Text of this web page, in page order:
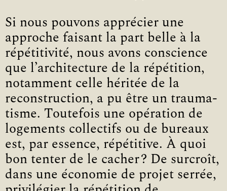
Si nous pouvons apprécier une
approche faisant la part belle à la
répétitivité, nous avons conscience
que l’architecture de la répétition,
notamment celle héritée de la
reconstruction, a pu être un trauma­
tisme. Toutefois une opération de
logements collectifs ou de bureaux
est, par essence, répétitive. À quoi
bon tenter de le cacher ? De surcroît,
dans une économie de projet serrée,